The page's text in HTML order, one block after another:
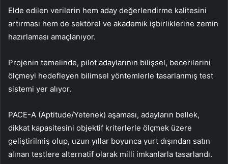
Elde edilen verilerin hem aday değerlendirme kalitesini
artırması hem de sektörel ve akademik işbirliklerine zemin
hazırlaması amaçlanıyor.
Projenin temelinde, pilot adaylarının bilişsel, becerilerini
ölçmeyi hedefleyen bilimsel yöntemlerle tasarlanmış test
sistemi yer alıyor.
PACE-A (Aptitude/Yetenek) aşaması, adayların bellek,
dikkat kapasitesini objektif kriterlerle ölçmek üzere
geliştirilmiş olup, uzun yıllar boyunca yurt dışından satın
alınan testlere alternatif olarak milli imkanlarla tasarlandı.